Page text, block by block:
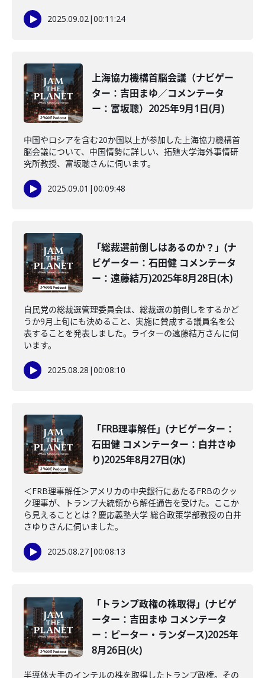
2025.09.02|00:11:24
上海協力機構首脳会議（ナビゲー
ター：吉田まゆ／コメンテータ
ー：富坂聰）2025年9月1日(月)
中国やロシアを含む20か国以上が参加した上海協力機構首
脳会議について、中国情勢に詳しい、拓殖大学海外事情研
究所教授、富坂聰さんに伺います。
2025.09.01 |00:09:48
「総裁選前倒しはあるのか？」(ナ
ビゲーター：石田健 コメンテータ
ー：遠藤結万)2025年8月28日(木)
自民党の総裁選管理委員会は、総裁選の前倒しをするかど
うか9月上旬にも決めること、実施に賛成する議員名を公
表することを発表しました。ライターの遠藤結万さんに伺
います。
2025.08.28 |00:08:10
「FRB理事解任」(ナビゲーター：
石田健 コメンテーター：白井さゆ
り)2025年8月27日(水)
＜FRB理事解任＞アメリカの中央銀行にあたるFRBのクッ
ク理事が、トランプ大統領から解任通告を受けた。ここか
ら見えることとは？慶応義塾大学 総合政策学部教授の白井
さゆりさんに伺いました。
2025.08.27|00:08:13
「トランプ政権の株取得」(ナビゲ
ーター：吉田まゆ コメンテータ
ー：ピーター・ランダース)2025年
8月26日(火)
半導体大手のインテルの株を取得したトランプ政権。その